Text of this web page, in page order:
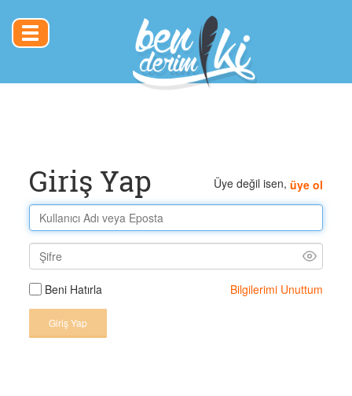
Toggle
navigation
Üye değil isen, üye ol
Giriş Yap
Beni Hatırla Bilgilerimi Unuttum
Giriş Yap